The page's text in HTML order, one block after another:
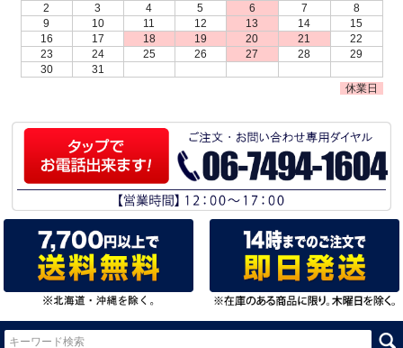
2
3 4 5 6 7
8
9
10 11 12 13 14
15
16
17 18 19 20 21
22
23
24 25 26 27 28
29
30
31
休業日